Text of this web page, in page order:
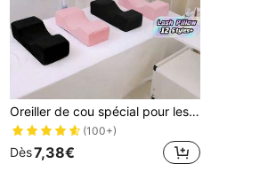
Oreiller de cou spécial pour les salons de beauté des cils - oreiller en mousse à mémoire de forme en velours confortable pour protéger le cou pendant l'adhésion des cils de beauté et les procédures de maquillage.
(100+)
Dès7,38€